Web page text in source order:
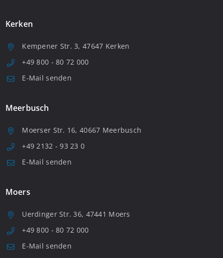
Kerken
Kempener Str. 3, 47647 Kerken
+49 800 - 80 72 000
E-Mail senden
Meerbusch
Moerser Str. 16, 40667 Meerbusch
+49 2132 - 93 23 0
E-Mail senden
Moers
Uerdinger Str. 36, 47441 Moers
+49 800 - 80 72 000
E-Mail senden